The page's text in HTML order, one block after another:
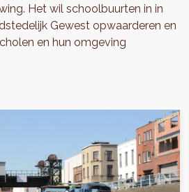
Het wil schoolbuurten in in
Gewest opwaarderen en
en hun omgeving